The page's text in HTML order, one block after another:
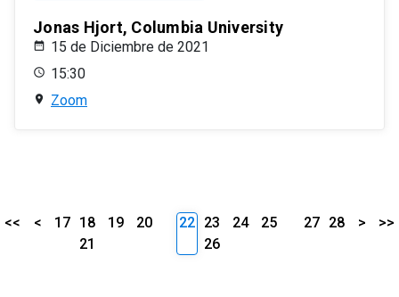
Jonas Hjort, Columbia University
15 de Diciembre de 2021
15:30
Zoom
<< < 17 18 19
20
21
22 23 24
25
26
27 28 > >>